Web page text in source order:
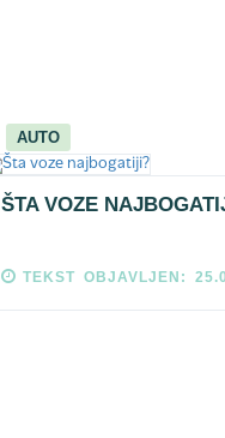
AUTO
ŠTA VOZE
TEKST OBJAVLJEN: